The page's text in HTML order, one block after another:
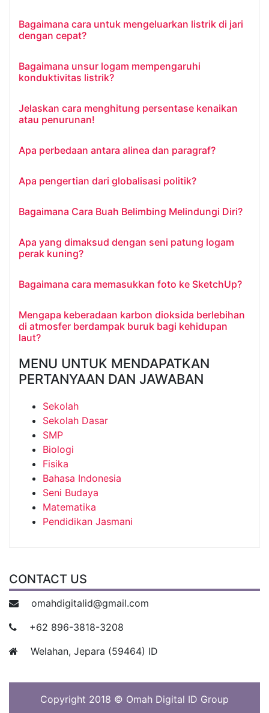
Bagaimana cara untuk mengeluarkan listrik di jari
dengan cepat?
Bagaimana unsur logam mempengaruhi
konduktivitas listrik?
Jelaskan cara menghitung persentase kenaikan
atau penurunan!
Apa perbedaan antara alinea dan paragraf?
Apa pengertian dari globalisasi politik?
Bagaimana Cara Buah Belimbing Melindungi Diri?
Apa yang dimaksud dengan seni patung logam
perak kuning?
Bagaimana cara memasukkan foto ke SketchUp?
Mengapa keberadaan karbon dioksida berlebihan
di atmosfer berdampak buruk bagi kehidupan
laut?
MENU UNTUK MENDAPATKAN
PERTANYAAN DAN JAWABAN
Sekolah
Sekolah Dasar
SMP
Biologi
Fisika
Bahasa Indonesia
Seni Budaya
Matematika
Pendidikan Jasmani
CONTACT US
omahdigitalid@gmail.com
+62 896-3818-3208
Welahan, Jepara (59464) ID
Copyright 2018 © Omah Digital ID Group